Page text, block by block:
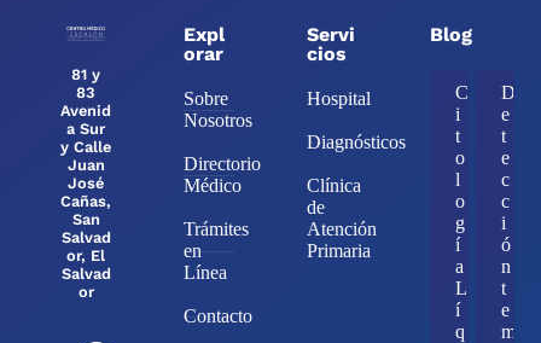
81 y
83
Avenid
a Sur
y Calle
Juan
José
Cañas,
San
Salvad
or, El
Salvad
or
Expl
orar
Sobre
Nosotros
Directorio
Médico
Trámites
en
Línea
Contacto
Servi
cios
Hospital
Diagnósticos
Clínica
de
Atención
Primaria
Blog
C
i
t
o
l
o
g
í
a
L
í
q
D
e
t
e
c
c
i
ó
n
t
e
m